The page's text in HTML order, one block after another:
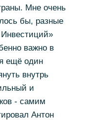
Мне очень
бы, разные
важно в
ещё один
внутрь
и
- самим
Антон